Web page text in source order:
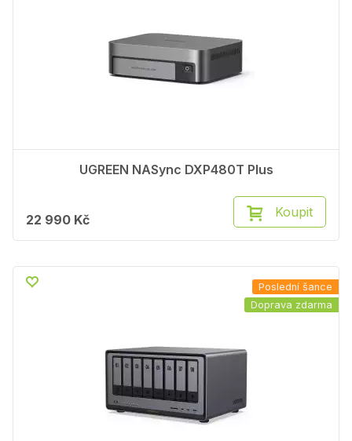
UGREEN NASync DXP480T Plus
22 990 Kč Koupit
Poslední šance
Doprava zdarma